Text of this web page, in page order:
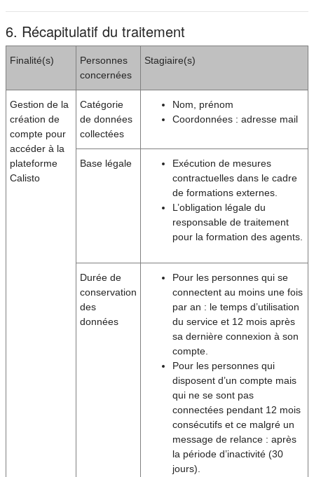
6. Récapitulatif du traitement
Finalité(s)
Personnes
concernées
Stagiaire(s)
Gestion de la
création de
compte pour
accéder à la
plateforme
Calisto
Catégorie
de données
collectées
Nom, prénom
Coordonnées : adresse mail
Base légale
Exécution de mesures
contractuelles dans le cadre
de formations externes.
L’obligation légale du
responsable de traitement
pour la formation des agents.
Durée de
conservation
des
données
Pour les personnes qui se
connectent au moins une fois
par an : le temps d’utilisation
du service et 12 mois après
sa dernière connexion à son
compte.
Pour les personnes qui
disposent d’un compte mais
qui ne se sont pas
connectées pendant 12 mois
consécutifs et ce malgré un
message de relance : après
la période d’inactivité (30
jours).